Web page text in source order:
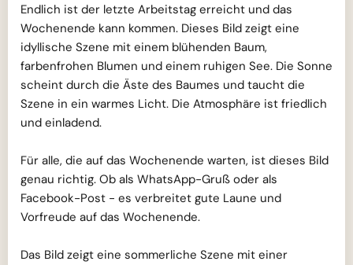
Endlich ist der letzte Arbeitstag erreicht und das
Wochenende kann kommen. Dieses Bild zeigt eine
idyllische Szene mit einem blühenden Baum,
farbenfrohen Blumen und einem ruhigen See. Die Sonne
scheint durch die Äste des Baumes und taucht die
Szene in ein warmes Licht. Die Atmosphäre ist friedlich
und einladend.
Für alle, die auf das Wochenende warten, ist dieses Bild
genau richtig. Ob als WhatsApp-Gruß oder als
Facebook-Post - es verbreitet gute Laune und
Vorfreude auf das Wochenende.
Das Bild zeigt eine sommerliche Szene mit einer